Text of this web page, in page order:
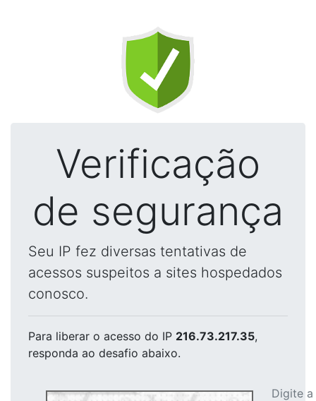
Verificação
de segurança
Seu IP fez diversas tentativas de
acessos suspeitos a sites hospedados
conosco.
Para liberar o acesso do IP 216.73.217.35,
responda ao desafio abaixo.
Digite